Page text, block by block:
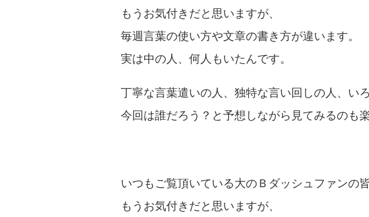
もうお気付きだと思いますが、
毎週言葉の使い方や文章の書き方が違います。
実は中の人、何人もいたんです。
丁寧な言葉遣いの人、独特な言い回しの人、い
今回は誰だろう？と予想しながら見てみるのも
いつもご覧頂いている大のＢダッシュファンの
もうお気付きだと思いますが、